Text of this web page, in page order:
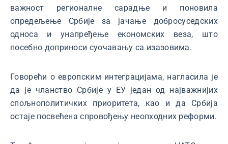
важност регионалне сарадње и поновила
опредељење Србије за јачање добросуседских
односа и унапређење економских веза, што
посебно доприноси суочавању са изазовима.
Говорећи о европским интеграцијама, нагласила је
да је чланство Србије у ЕУ један од најважнијих
спољнополитичких приоритета, као и да Србија
остаје посвећена спровођењу неопходних реформи.